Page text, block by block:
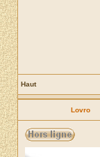
Haut
Lovro